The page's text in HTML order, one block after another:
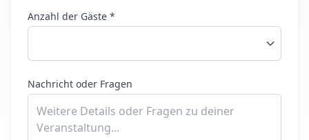
Anzahl der Gäste *
Nachricht oder Fragen